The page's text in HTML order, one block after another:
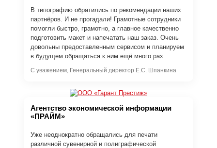
В типографию обратились по рекомендации наших
партнёров. И не прогадали! Грамотные сотрудники
помогли быстро, грамотно, а главное качественно
подготовить макет и напечатать наш заказ. Очень
довольны предоставленным сервисом и планируем
в будущем обращаться к ним ещё много раз.
С уважением, Генеральный директор Е.С. Шпанкина
Агентство экономической информации
«ПРАЙМ»
Уже неоднократно обращались для печати
различной сувенирной и полиграфической